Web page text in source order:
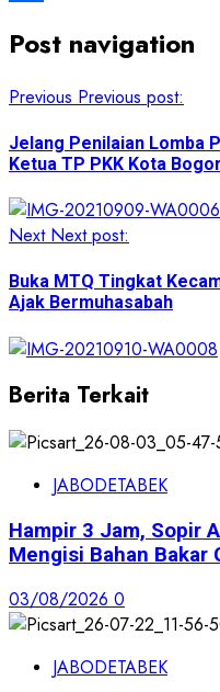
Post navigation
Previous Previous post:
Jelang Penilaian Lomba
Ketua TP PKK Kota Bogor
Next Next post:
Buka MTQ Tingkat
Ajak Bermuhasabah
Berita Terkait
JABODETABEK
Hampir 3 Jam, Sopir
Mengisi Bahan Bakar
03/08/2026 0
JABODETABEK